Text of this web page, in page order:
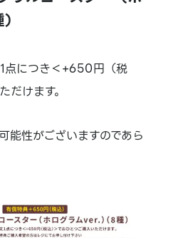
点につき＜+650円（税
だけます。
能性がございますのであら